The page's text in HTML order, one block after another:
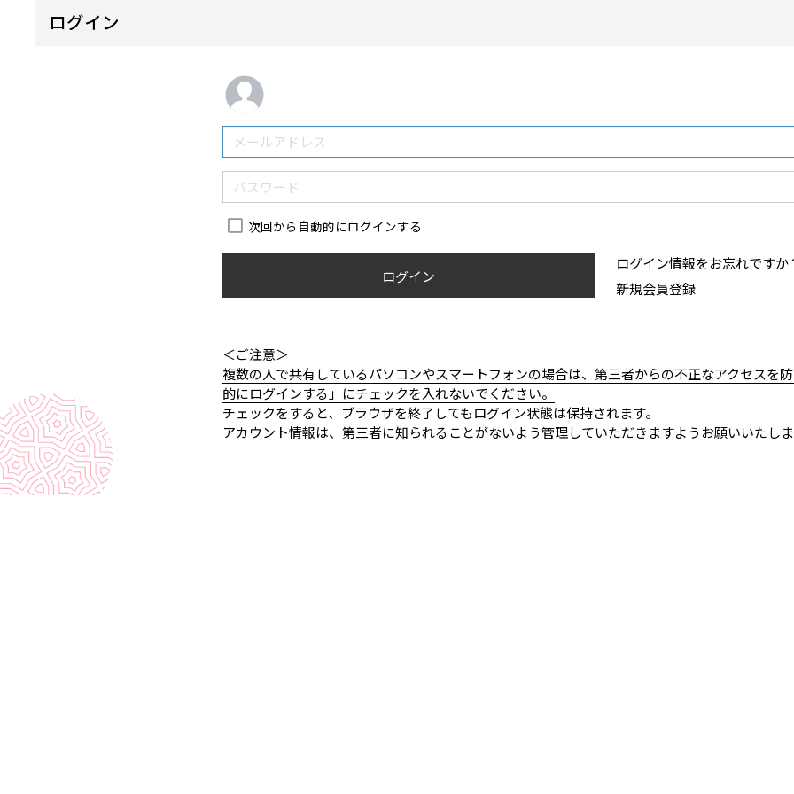
ログイン
次回から自動的にログインする
ログイン
ログイン情報をお忘れですか
新規会員登録
＜ご注意＞
複数の人で共有しているパソコンやスマートフォンの場合は、第三者からの不正なアクセスを
的にログインする」にチェックを入れないでください。
チェックをすると、ブラウザを終了してもログイン状態は保持されます。
アカウント情報は、第三者に知られることがないよう管理していただきますようお願いいたし